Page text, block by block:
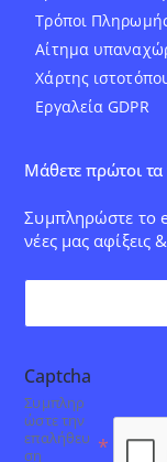
Τρόποι
Αίτημα
Χάρτης
Εργαλεία GDPR
Μάθετε πρώτοι τα
Συμπληρώστε το
νέες μας αφίξεις
Captcha
Συμπληρ
ώστε την
επαλήθευ
ση